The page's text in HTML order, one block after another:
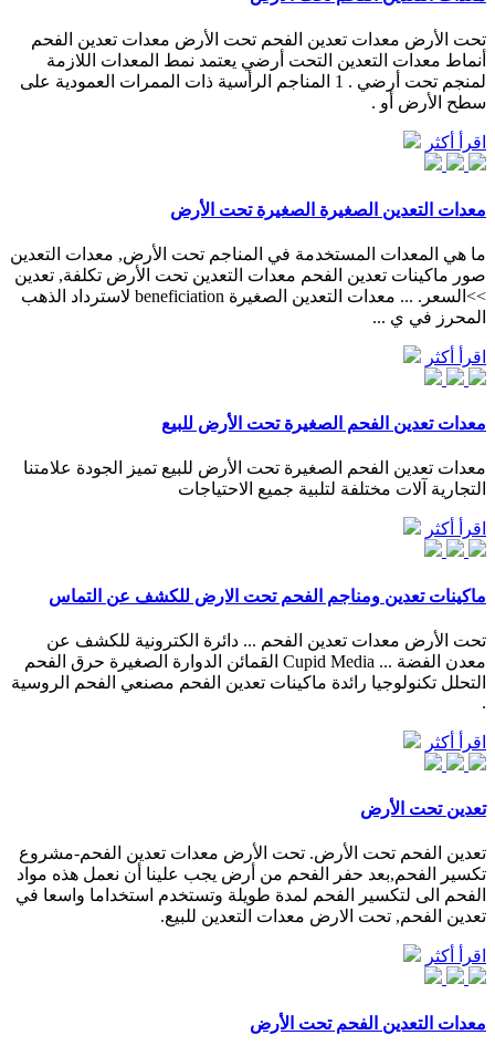
تحت الأرض معدات تعدين الفحم تحت الأرض معدات تعدين الفحم
أنماط معدات التعدين التحت أرضي يعتمد نمط المعدات اللازمة
لمنجم تحت أرضي . 1 المناجم الرأسية ذات الممرات العمودية على
سطح الأرض أو .
اقرأ أكثر
معدات التعدين الصغيرة الصغيرة تحت الأرض
ما هي المعدات المستخدمة في المناجم تحت الأرض, معدات التعدين
صور ماكينات تعدين الفحم معدات التعدين تحت الأرض تكلفة, تعدين
>>السعر. ... معدات التعدين الصغيرة beneficiation لاسترداد الذهب
المحرز في ي ...
اقرأ أكثر
معدات تعدين الفحم الصغيرة تحت الأرض للبيع
معدات تعدين الفحم الصغيرة تحت الأرض للبيع تميز الجودة علامتنا
التجارية آلات مختلفة لتلبية جميع الاحتياجات
اقرأ أكثر
ماكينات تعدين ومناجم الفحم تحت الارض للكشف عن التماس
تحت الأرض معدات تعدين الفحم ... دائرة الكترونية للكشف عن
معدن الفضة ... Cupid Media القمائن الدوارة الصغيرة حرق الفحم
التحلل تكنولوجيا رائدة ماكينات تعدين الفحم مصنعي الفحم الروسية
.
اقرأ أكثر
تعدين تحت الأرض
تعدين الفحم تحت الأرض. تحت الأرض معدات تعدين الفحم-مشروع
تكسير الفحم,بعد حفر الفحم من أرض يجب علينا أن نعمل هذه مواد
الفحم الى لتكسير الفحم لمدة طويلة وتستخدم استخداما واسعا في
تعدين الفحم, تحت الارض معدات التعدين للبيع.
اقرأ أكثر
معدات التعدين الفحم تحت الأرض